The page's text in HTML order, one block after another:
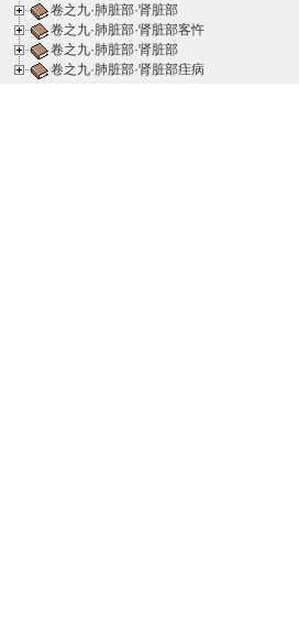
卷之九·肺脏部·肾脏部
卷之九·肺脏部·肾脏部客忤
卷之九·肺脏部·肾脏部
卷之九·肺脏部·肾脏部疰病